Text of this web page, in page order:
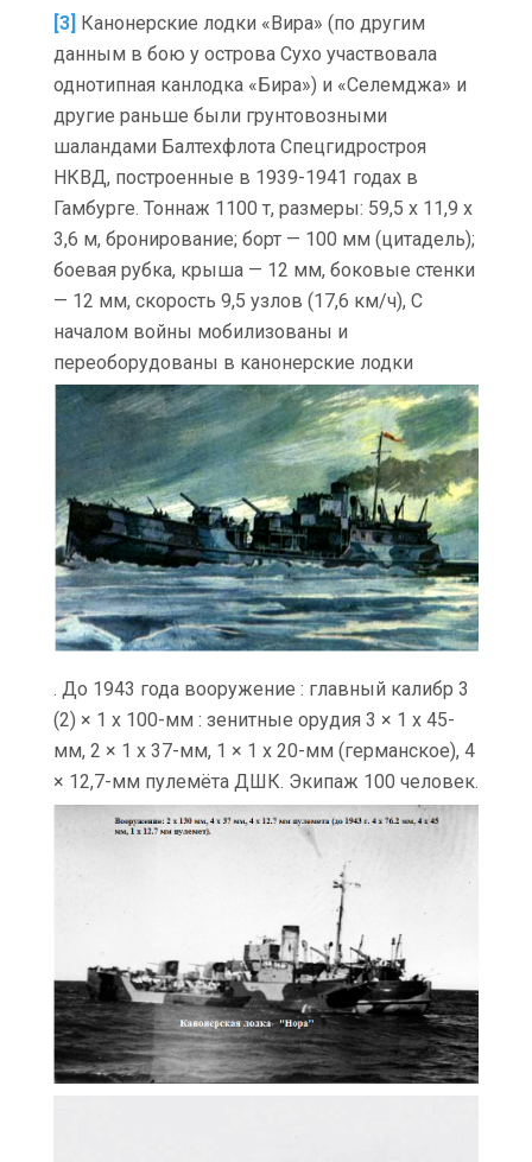
[3]
Канонерские лодки «Вира» (по другим
данным в бою у острова Сухо участвовала
однотипная канлодка «Бира») и «Селемджа» и
другие раньше были грунтовозными
шаландами Балтехфлота Спецгидростроя
НКВД, построенные в 1939-1941 годах в
Гамбурге. Тоннаж 1100 т, размеры: 59,5 х 11,9 х
3,6 м, бронирование; борт — 100 мм (цитадель);
боевая рубка, крыша — 12 мм, боковые стенки
— 12 мм, скорость 9,5 узлов (17,6 км/ч), С
началом войны мобилизованы и
переоборудованы в канонерские лодки
. До 1943 года вооружение : главный калибр 3
(2) × 1 х 100-мм : зенитные орудия 3 × 1 х 45-
мм, 2 × 1 х 37-мм, 1 × 1 х 20-мм (германское), 4
× 12,7-мм пулемёта ДШК. Экипаж 100 человек.